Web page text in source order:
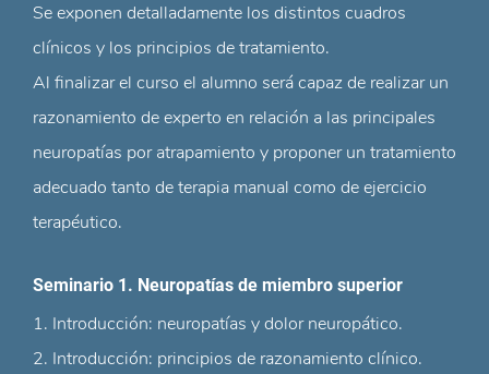
Se exponen detalladamente los distintos cuadros
clínicos y los principios de tratamiento.
Al finalizar el curso el alumno será capaz de realizar un
razonamiento de experto en relación a las principales
neuropatías por atrapamiento y proponer un tratamiento
adecuado tanto de terapia manual como de ejercicio
terapéutico.
Seminario 1. Neuropatías de miembro superior
1. Introducción: neuropatías y dolor neuropático.
2. Introducción: principios de razonamiento clínico.